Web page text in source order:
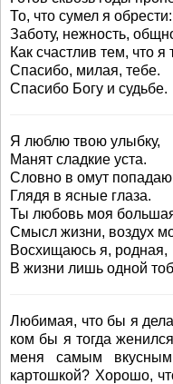
То, что сумел я обрести:
Заботу, нежность,
Как счастлив тем, что я
Спасибо, милая, тебе.
Спасибо Богу и судьбе.
Я люблю твою улыбку,
Манят сладкие уста.
Словно в омут
Глядя в ясные глаза.
Ты любовь моя
Смысл жизни, воздух
Восхищаюсь я, родная,
В жизни лишь одной
Любимая, что бы я
ком бы я тогда
меня самым
картошкой? Хорошо,